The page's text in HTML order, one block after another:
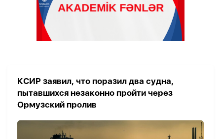
КСИР заявил, что поразил два судна,
пытавшихся незаконно пройти через
Ормузский пролив